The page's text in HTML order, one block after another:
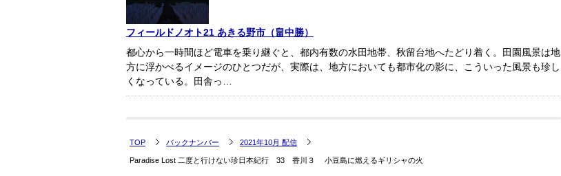
フィールドノオト21 あきる野市（畠中勝）
都心から一時間ほど電車を乗り継ぐと、都内有数の水田地帯、秋留台地へたどり着く。田園風景は地
方に浮かべるイメージのひとつだが、実際は、地方においても都市化の影に、こういった風景も珍し
くなっている。田舎っ…
TOP バックナンバー 2021年10月 配信
Paradise Lost 二度と行けない珍日本紀行 33 香川３ 小豆島に燃えるギリシャの火